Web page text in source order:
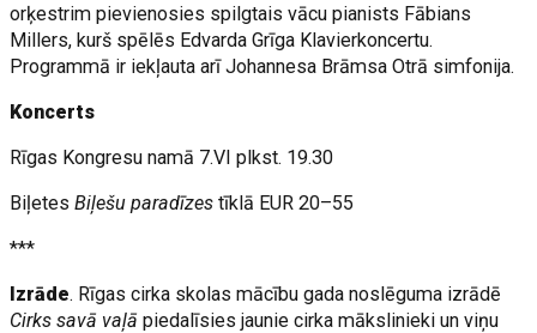
orķestrim pievienosies spilgtais vācu pianists Fābians
Millers, kurš spēlēs Edvarda Grīga Klavierkoncertu.
Programmā ir iekļauta arī Johannesa Brāmsa Otrā simfonija.
Koncerts
Rīgas Kongresu namā 7.VI plkst. 19.30
BiļetesBiļešu paradīzes tīklā EUR 20–55
***
Izrāde. Rīgas cirka skolas mācību gada noslēguma izrādē
Cirks savā vaļā piedalīsies jaunie cirka mākslinieki un viņu